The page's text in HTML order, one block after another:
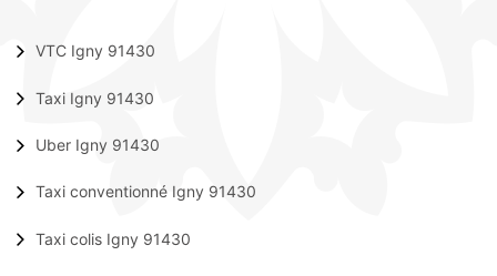
VTC Igny 91430
Taxi Igny 91430
Uber Igny 91430
Taxi conventionné Igny 91430
Taxi colis Igny 91430